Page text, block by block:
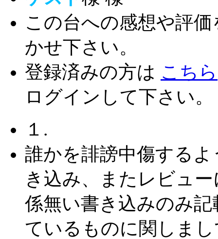
この台への感想や評価
かせ下さい。
登録済みの方は こちら
ログインして下さい。
１.
誰かを誹謗中傷するよ
き込み、またレビュー
係無い書き込みのみ記
ているものに関しま